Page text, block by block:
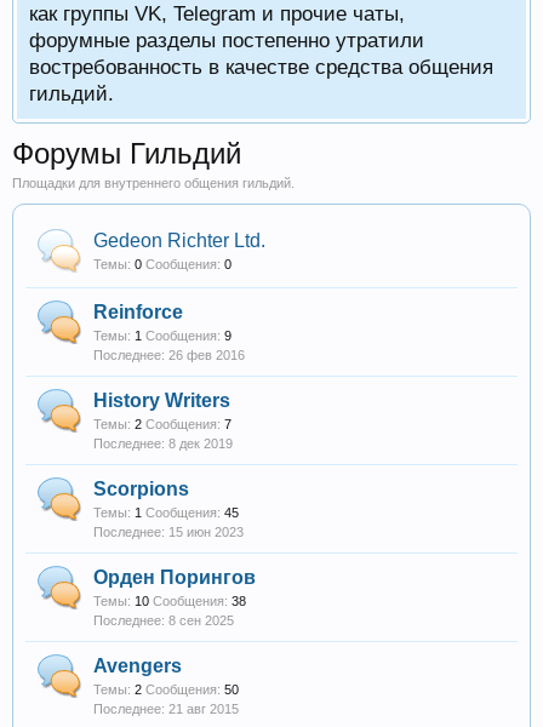
как группы VK, Telegram и прочие чаты,
форумные разделы постепенно утратили
востребованность в качестве средства общения
гильдий.
Форумы Гильдий
Площадки для внутреннего общения гильдий.
Gedeon Richter Ltd.
Темы: 0 Сообщения: 0
Reinforce
Темы: 1 Сообщения: 9
26 фев 2016
History Writers
Темы: 2 Сообщения: 7
8 дек 2019
Scorpions
Темы: 1 Сообщения: 45
15 июн 2023
Орден Порингов
Темы: 10 Сообщения: 38
8 сен 2025
Avengers
Темы: 2 Сообщения: 50
21 авг 2015